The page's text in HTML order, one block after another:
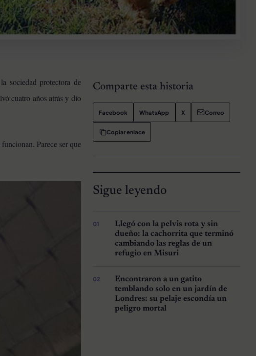
sociedad protectora de
cuatro años atrás y dio
Parece ser que
Comparte esta historia
Facebook WhatsApp X Correo
Copiar enlace
Sigue leyendo
Llegó con la pelvis rota y sin
dueño: la cachorrita que terminó
cambiando las reglas de un
refugio en Misuri
Encontraron a un gatito
temblando solo en un jardín de
Londres: su pelaje escondía un
peligro mortal